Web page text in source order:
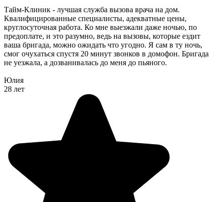
Тайм-Клиник - лучшая служба вызова врача на дом.
Квалифицированные специалисты, адекватные цены,
круглосуточная работа. Ко мне выезжали даже ночью, по
предоплате, и это разумно, ведь на вызовы, которые ездит
ваша бригада, можно ожидать что угодно. Я сам в ту ночь,
смог очухаться спустя 20 минут звонков в домофон. Бригада
не уезжала, а дозванивалась до меня до пьяного.
Юлия
28 лет